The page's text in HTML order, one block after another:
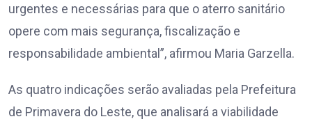
urgentes e necessárias para que o aterro sanitário
opere com mais segurança, fiscalização e
responsabilidade ambiental”, afirmou Maria Garzella.
As quatro indicações serão avaliadas pela Prefeitura
de Primavera do Leste, que analisará a viabilidade